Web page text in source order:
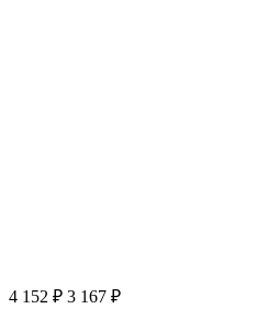
4 152 ₽ 3 167 ₽